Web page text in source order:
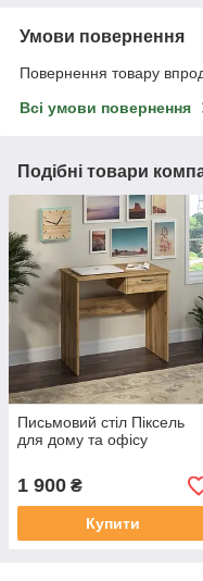
Умови повернення
Повернення товару
Всі умови повернення
Подібні товари
Письмовий стіл Піксель
для дому та офісу
1 900 ₴
Купити